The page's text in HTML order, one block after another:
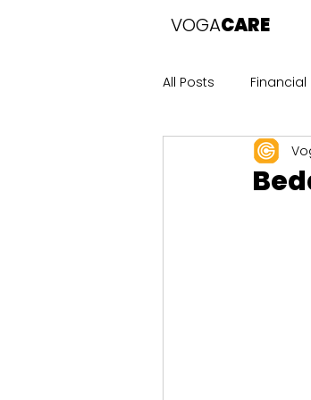
VOGACARE
All Posts Financial